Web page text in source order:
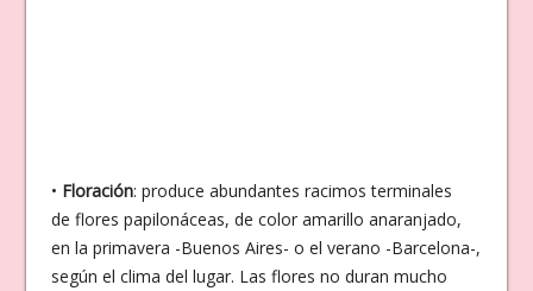
• Floración: produce abundantes racimos terminales
de flores papilonáceas, de color amarillo anaranjado,
en la primavera -Buenos Aires- o el verano -Barcelona-,
según el clima del lugar. Las flores no duran mucho